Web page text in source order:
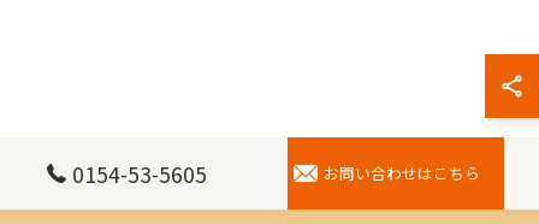
0154-53-5605 お問い合わせはこちら